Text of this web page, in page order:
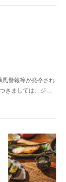
警報等が発令され
きましては、ジ…